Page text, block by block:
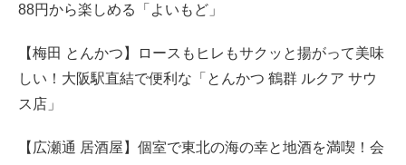
88円から楽しめる「よいもど」
【梅田 とんかつ】ロースもヒレもサクッと揚がって美味
しい！大阪駅直結で便利な「とんかつ 鶴群 ルクア サウ
ス店」
【広瀬通 居酒屋】個室で東北の海の幸と地酒を満喫！会